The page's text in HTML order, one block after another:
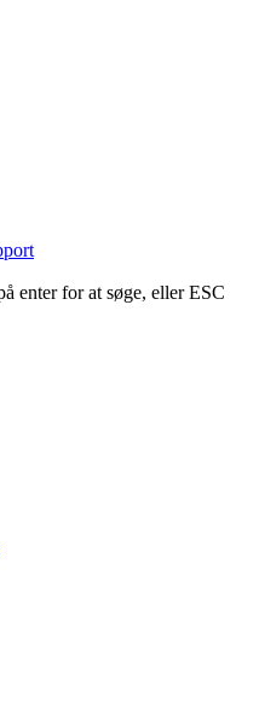
enter for at søge, eller ESC